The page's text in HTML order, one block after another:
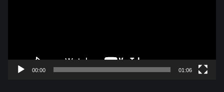
00:00 01:06